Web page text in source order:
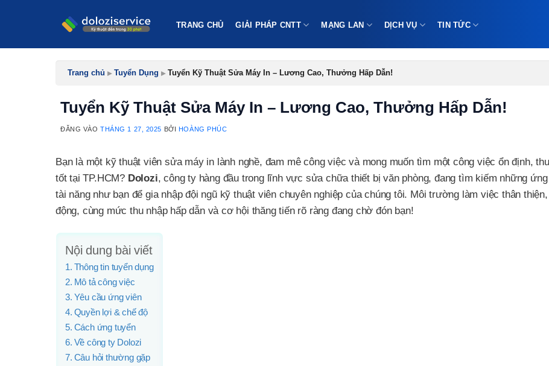
TRANG CHỦ GIẢI PHÁP CNTT MẠNG LAN DỊCH VỤ TIN TỨC
Trang chủ ▸ Tuyển Dụng ▸ Tuyển Kỹ Thuật Sửa Máy In – Lương Cao, Thưởng Hấp Dẫn!
Tuyển Kỹ Thuật Sửa Máy In – Lương Cao, Thưởng Hấp Dẫn!
ĐĂNG VÀOTHÁNG 1 27, 2025 BỞI HOÀNG PHÚC
Bạn là một kỹ thuật viên sửa máy in lành nghề, đam mê công việc và mong muốn tìm một công việc ổn định,
tốt tại TP.HCM? Dolozi, công ty hàng đầu trong lĩnh vực sửa chữa thiết bị văn phòng, đang tìm kiếm những
tài năng như bạn để gia nhập đội ngũ kỹ thuật viên chuyên nghiệp của chúng tôi. Môi trường làm việc thân
động, cùng mức thu nhập hấp dẫn và cơ hội thăng tiến rõ ràng đang chờ đón bạn!
Nội dung bài viết
Thông tin tuyển dụng
Mô tả công việc
Yêu cầu ứng viên
Quyền lợi & chế độ
Cách ứng tuyển
Về công ty Dolozi
Câu hỏi thường gặp